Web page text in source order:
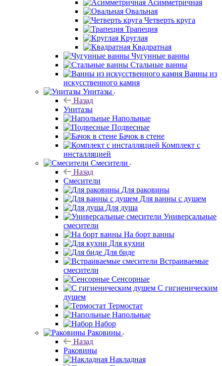
Асимметричная
Овальная
Четверть круга
Трапеция
Круглая
Квадратная
Чугунные ванны
Стальные ванны
Ванны из
искусственного камня
Унитазы
Назад
Унитазы
Напольные
Подвесные
Бачок в стене
Комплект с
инсталляцией
Смесители
Назад
Смесители
Для раковины
Для ванны с душем
Для душа
Универсальные
смесители
На борт ванны
Для кухни
Для биде
Встраиваемые
смесители
Сенсорные
С гигиеническим
душем
Термостат
Напольные
Набор
Раковины
Назад
Раковины
Накладная